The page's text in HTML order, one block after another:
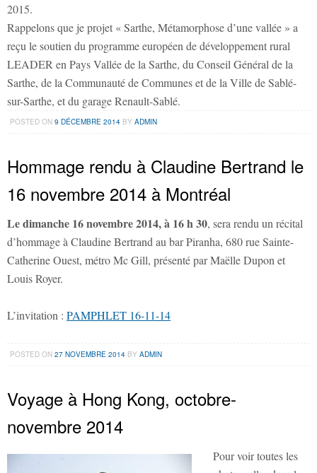
2015.
Rappelons que je projet « Sarthe, Métamorphose d’une vallée » a
reçu le soutien du programme européen de développement rural
LEADER en Pays Vallée de la Sarthe, du Conseil Général de la
Sarthe, de la Communauté de Communes et de la Ville de Sablé-
sur-Sarthe, et du garage Renault-Sablé.
POSTED ON9 DÉCEMBRE 2014 BYADMIN
Hommage rendu à Claudine Bertrand le
16 novembre 2014 à Montréal
Le dimanche 16 novembre 2014, à 16 h 30, sera rendu un récital
d’hommage à Claudine Bertrand au bar Piranha, 680 rue Sainte-
Catherine Ouest, métro Mc Gill, présenté par Maëlle Dupon et
Louis Royer.
L’invitation : PAMPHLET 16-11-14
POSTED ON27 NOVEMBRE 2014 BYADMIN
Voyage à Hong Kong, octobre-
novembre 2014
Pour voir toutes les